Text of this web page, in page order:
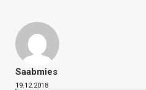
Saabmies
19.12.2018